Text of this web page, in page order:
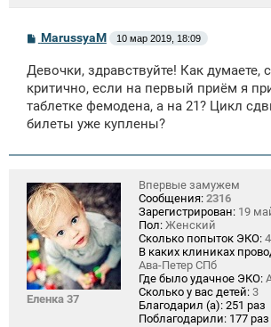
С
б
щ
н
и
MarussyaM 10 мар 2019, 18:09
Девочки, здравствуйте! Как думаете,
критично, если на первый приём я
таблетке фемодена, а на 21? Цикл
билеты уже куплены?
Еленка 37
Впервые замужем
Сообщения: 2316
Зарегистрирован: 19
Пол: Женский
Сколько попыток ЭКО: 4
В каких клиниках
Ава-Петер СПб
Где было удачное ЭКО:
Сколько у вас детей: 3
Благодарил (а): 251 раз
Поблагодарили: 177 раз